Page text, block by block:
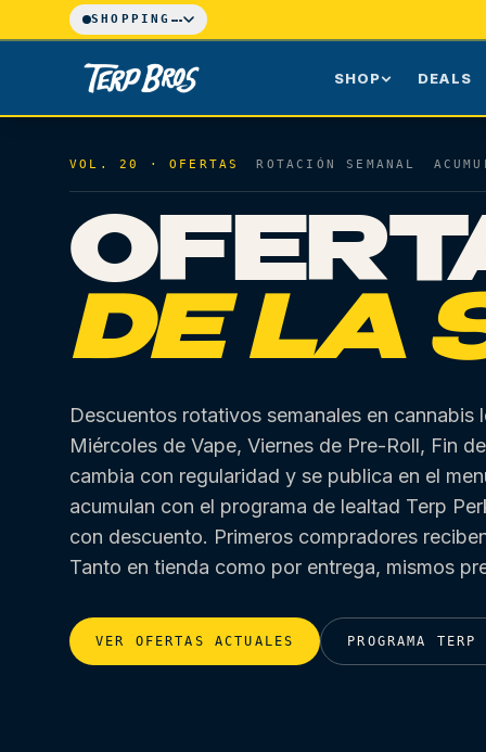
Skip to main content
SHOPPING ...
SHOP
Flower Pre-Rolls
Vapes
Edibles Beverages
Tinctures Topicals
Solventless All
DEALS
Scheduled Delivery
Landmarks & Transit
All
VOL. 20 · OFERTAS ROTACIÓN SEMANAL
DE LA
Descuentos rotativos semanales en cannabis
Miércoles de Vape, Viernes de Pre-Roll, Fin
cambia con regularidad y se publica en el
acumulan con el programa de lealtad Terp
con descuento. Primeros compradores
Tanto en tienda como por entrega, mismos
VER OFERTAS ACTUALES PROGRAMA TERP